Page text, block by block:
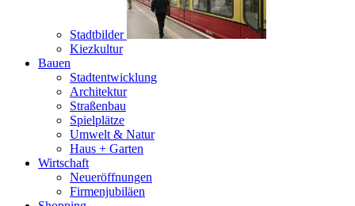
Stadtbilder
Kiezkultur
Bauen
Stadtentwicklung
Architektur
Straßenbau
Spielplätze
Umwelt & Natur
Haus + Garten
Wirtschaft
Neueröffnungen
Firmenjubiläen